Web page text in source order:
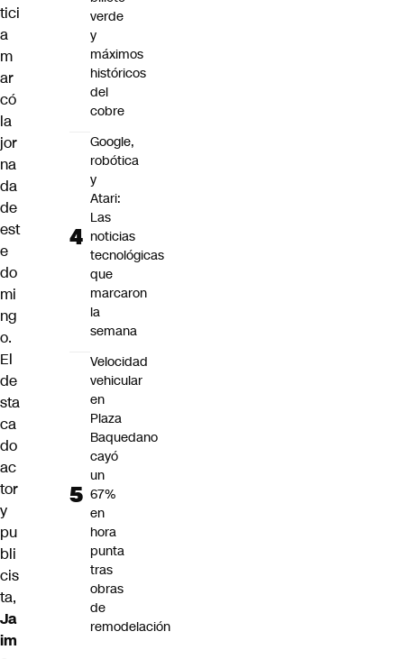
tici
a
m
ar
có
la
jor
na
da
de
est
e
do
mi
ng
o.
El
de
sta
ca
do
ac
tor
y
pu
bli
cis
ta,
Ja
im
verde
y
máximos
históricos
del
cobre
Google,
robótica
y
Atari:
Las
noticias
tecnológicas
que
marcaron
la
semana
Velocidad
vehicular
en
Plaza
Baquedano
cayó
un
67%
en
hora
punta
tras
obras
de
remodelación